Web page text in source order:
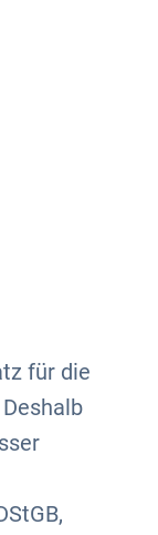
für die